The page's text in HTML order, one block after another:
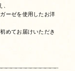
ーゼを使用したお洋
めてお届けいただき